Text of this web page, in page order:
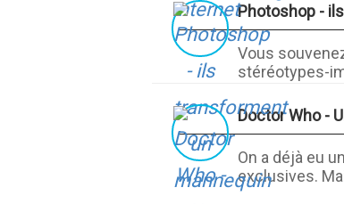
Photoshop -
Vous
stéréotypes-
Doctor Who -
On a déjà eu
exclusives.